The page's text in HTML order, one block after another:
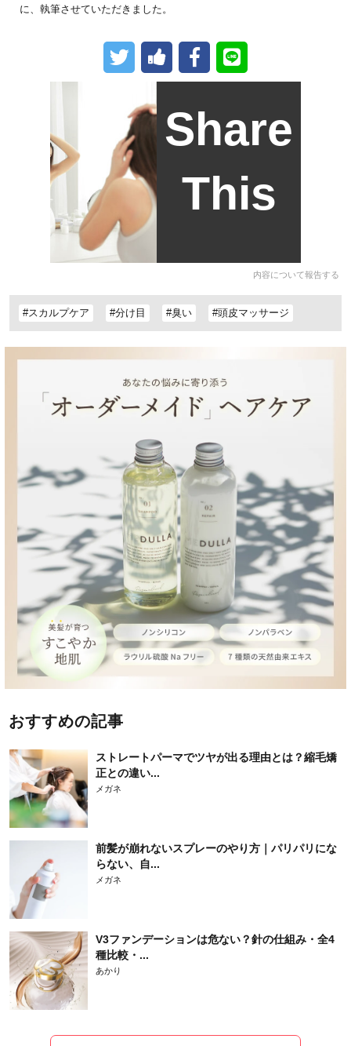
に、執筆させていただきました。
Share
This
内容について報告する
#スカルプケア #分け目 #臭い #頭皮マッサージ
おすすめの記事
ストレートパーマでツヤが出る理由とは？縮毛矯
正との違い...
メガネ
前髪が崩れないスプレーのやり方｜パリパリにな
らない、自...
メガネ
V3ファンデーションは危ない？針の仕組み・全4
種比較・...
あかり